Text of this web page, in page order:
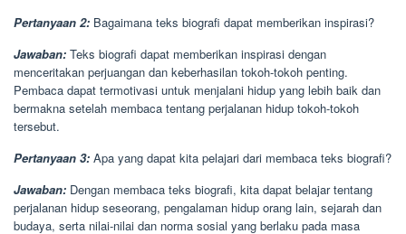
Pertanyaan 2: Bagaimana teks biografi dapat memberikan inspirasi?
Jawaban: Teks biografi dapat memberikan inspirasi dengan
menceritakan perjuangan dan keberhasilan tokoh-tokoh penting.
Pembaca dapat termotivasi untuk menjalani hidup yang lebih baik dan
bermakna setelah membaca tentang perjalanan hidup tokoh-tokoh
tersebut.
Pertanyaan 3: Apa yang dapat kita pelajari dari membaca teks biografi?
Jawaban: Dengan membaca teks biografi, kita dapat belajar tentang
perjalanan hidup seseorang, pengalaman hidup orang lain, sejarah dan
budaya, serta nilai-nilai dan norma sosial yang berlaku pada masa